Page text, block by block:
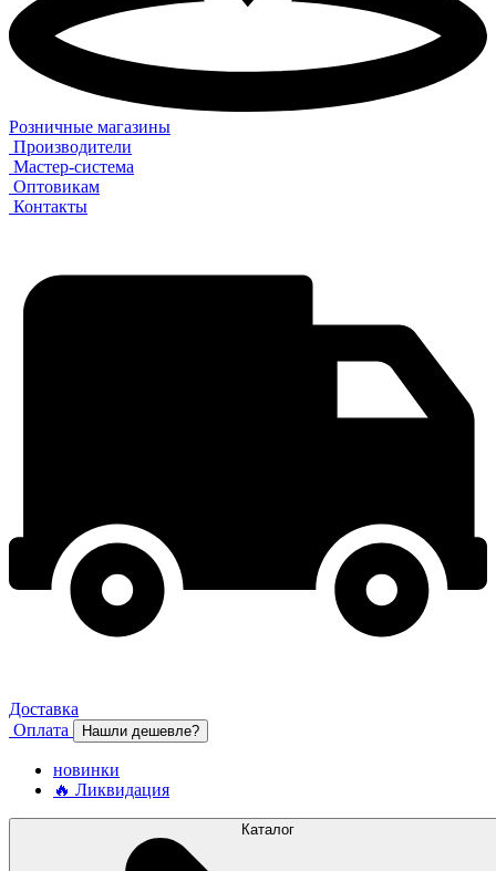
Розничные магазины
Производители
Мастер-система
Оптовикам
Контакты
Доставка
Оплата
Нашли дешевле?
новинки
🔥 Ликвидация
Каталог